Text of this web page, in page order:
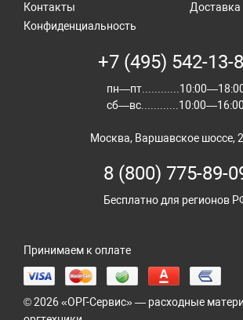
Контакты
Доставка
Конфиденциальность
+7 (495) 542-13-
сб—вс............10:00—16:00
Москва, Варшавское шоссе,
8 (800) 775-89-
Бесплатно для регионов
Принимаем к оплате
© 2026 «ОРГ-Сервис» — расходные